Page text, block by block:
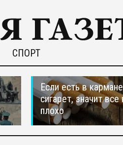
СПОРТ
Если есть в
сигарет, значит
плохо